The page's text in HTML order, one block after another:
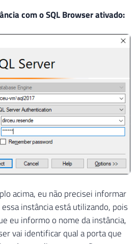
com o SQL Browser ativado:
acima, eu não precisei informar
instância está utilizando, pois
eu informo o nome da instância,
vai identificar qual a porta que